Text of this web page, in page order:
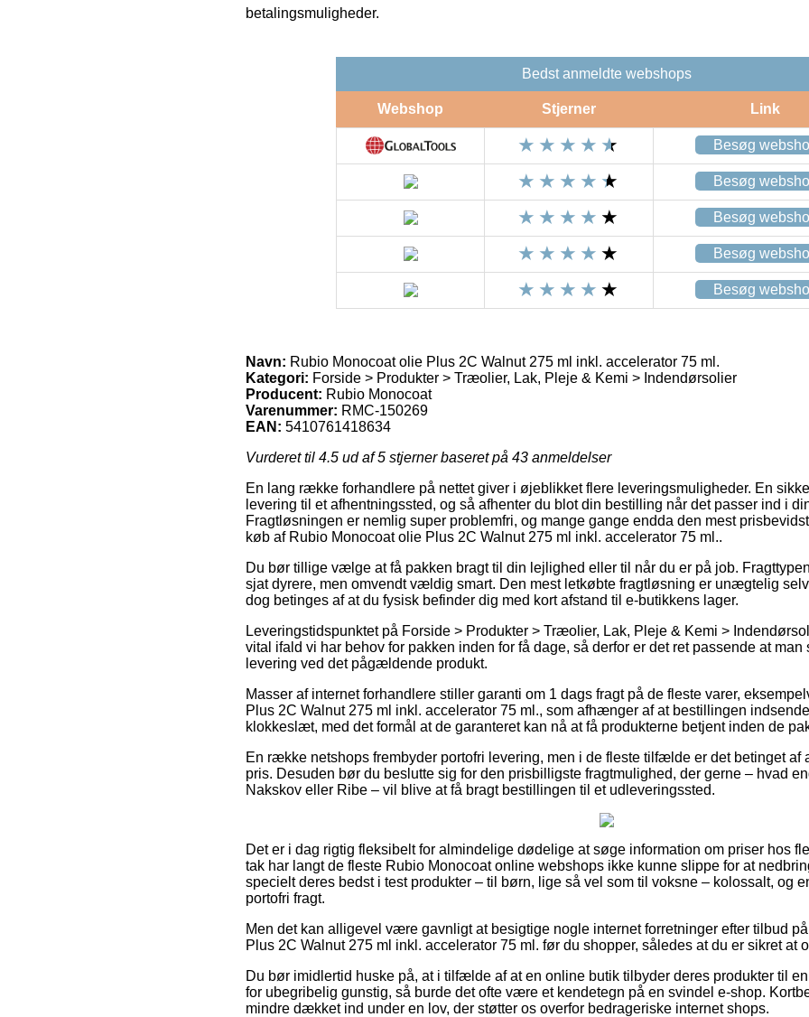
betalingsmuligheder.
Bedst anmeldte webshops
Webshop Stjerner Link
Besøg
Besøg
Besøg
Besøg
Besøg
Navn: Rubio Monocoat olie Plus 2C Walnut 275 ml inkl. accelerator 75 ml.
Kategori: Forside > Produkter > Træolier, Lak, Pleje & Kemi > Indendørsolier
Producent: Rubio Monocoat
Varenummer: RMC-150269
EAN: 5410761418634
Vurderet til 4.5 ud af 5 stjerner baseret på 43 anmeldelser
En lang række forhandlere på nettet giver i øjeblikket flere leveringsmuligheder. En
levering til et afhentningssted, og så afhenter du blot din bestilling når det passer ind i
Fragtløsningen er nemlig super problemfri, og mange gange endda den mest
køb af Rubio Monocoat olie Plus 2C Walnut 275 ml inkl. accelerator 75 ml..
Du bør tillige vælge at få pakken bragt til din lejlighed eller til når du er på job.
sjat dyrere, men omvendt vældig smart. Den mest letkøbte fragtløsning er unægtelig
dog betinges af at du fysisk befinder dig med kort afstand til e-butikkens lager.
Leveringstidspunktet på Forside > Produkter > Træolier, Lak, Pleje & Kemi >
vital ifald vi har behov for pakken inden for få dage, så derfor er det ret passende at man
levering ved det pågældende produkt.
Masser af internet forhandlere stiller garanti om 1 dags fragt på de fleste varer,
Plus 2C Walnut 275 ml inkl. accelerator 75 ml., som afhænger af at bestillingen
klokkeslæt, med det formål at de garanteret kan nå at få produkterne betjent inden de
En række netshops frembyder portofri levering, men i de fleste tilfælde er det betinget af
pris. Desuden bør du beslutte sig for den prisbilligste fragtmulighed, der gerne – hvad
Nakskov eller Ribe – vil blive at få bragt bestillingen til et udleveringssted.
Det er i dag rigtig fleksibelt for almindelige dødelige at søge information om priser hos
tak har langt de fleste Rubio Monocoat online webshops ikke kunne slippe for at
specielt deres bedst i test produkter – til børn, lige så vel som til voksne – kolossalt, og
portofri fragt.
Men det kan alligevel være gavnligt at besigtige nogle internet forretninger efter tilbud
Plus 2C Walnut 275 ml inkl. accelerator 75 ml. før du shopper, således at du er sikret at
Du bør imidlertid huske på, at i tilfælde af at en online butik tilbyder deres produkter til
for ubegribelig gunstig, så burde det ofte være et kendetegn på en svindel e-shop.
mindre dækket ind under en lov, der støtter os overfor bedrageriske internet shops.